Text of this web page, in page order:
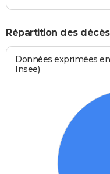
Répartition des
Données exprimées
Insee)